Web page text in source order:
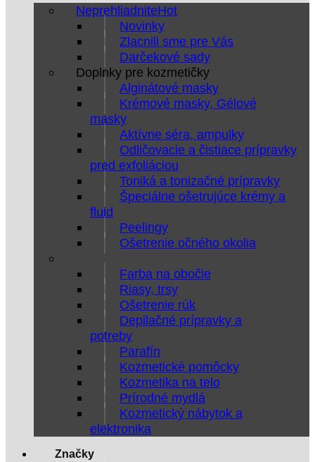
Neprehliadnite
Novinky
Zlacnili sme pre Vás
Darčekové sady
Doplnky pre kozmetičky
Alginátové masky
Krémové masky, Gélové
masky
Aktívne séra, ampulky
Odličovacie a čistiace prípravky
pred exfoliáciou
Toniká a tonizačné prípravky
Špeciálne ošetrujúce krémy a
fluid
Peelingy
Ošetrenie očného okolia
Farba na obočie
Riasy, trsy
Ošetrenie rúk
Depilačné prípravky a
potreby
Parafín
Kozmetické pomôcky
Kozmetika na telo
Prírodné mydlá
Kozmetický nábytok a
elektronika
Značky